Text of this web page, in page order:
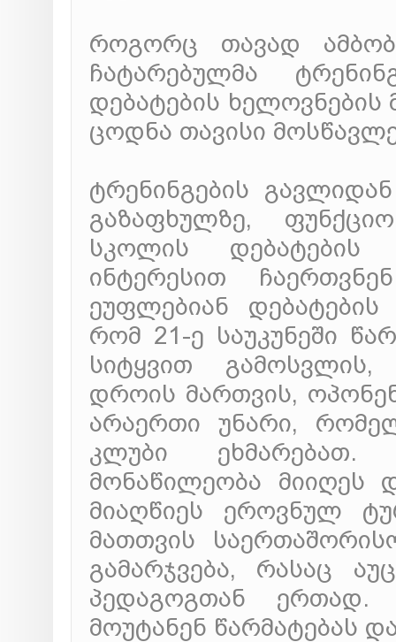
როგორც თავად
ჩატარებულმა
დებატების
ცოდნა თავისი
ტრენინგების
გაზაფხულზე,
სკოლის დებატების
ინტერესით
ეუფლებიან
რომ 21-ე საუკუნეში
სიტყვით გამოსვლის,
დროის მართვის,
არაერთი უნარი,
კლუბი ეხმარებათ.
მონაწილეობა მიიღეს
მიაღწიეს ეროვნულ
მათთვის
გამარჯვება, რასაც
პედაგოგთან
მოუტანენ წარმატებას